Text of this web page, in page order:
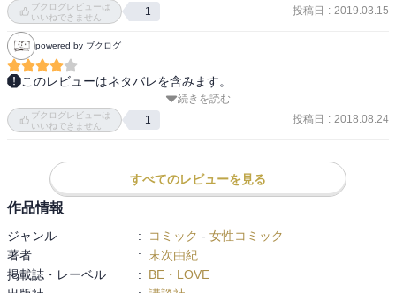
早の孤独が杞憂であったこと、そして頑張りを見届けることを決め
た先生と。
ブクログレビューは
いいねできません
1 投稿日 : 2019.03.15
powered by ブクログ
このレビューはネタバレを含みます。
全国大会初出場！の巻。
宮内女帝、ホントはすごくいい先生だ……。
こういう、厳しいけどいい先生って、一番心に残る。
そして、千早のピンチに現れる太一……ヒーロー感ありまくり。
続きを読む
ブクログレビューは
いいねできません
1 投稿日 : 2018.08.24
すべてのレビューを見る
作品情報
ジャンル : コミック - 女性コミック
著者
: 末次由紀
掲載誌・レーベル
:
BE・LOVE